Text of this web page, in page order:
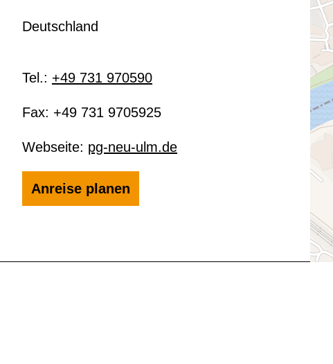
Deutschland
Tel.: +49 731 970590
Fax: +49 731 9705925
Webseite: pg-neu-ulm.de
Anreise planen